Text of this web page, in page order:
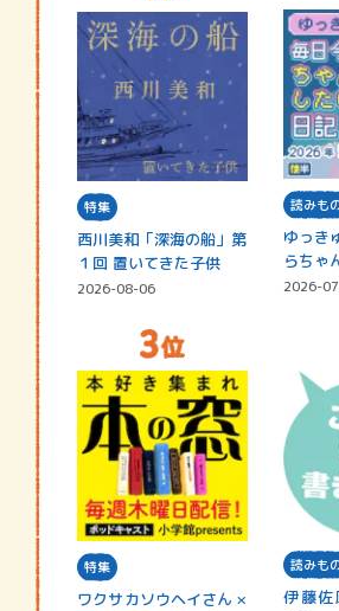
特集
西川美和「深海の船」第
１回 置いてきた子供
2026-08-06
読みも
ゆっき
らち
2026-
特集
ワクサカソウヘイさん ×
読みも
伊藤佐